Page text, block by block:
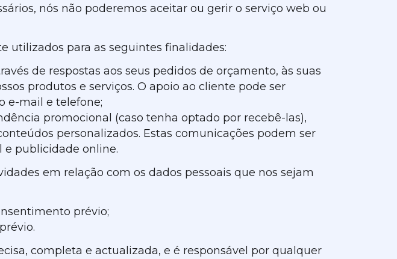
nós não poderemos aceitar ou gerir o serviço web ou
utilizados para as seguintes finalidades:
de respostas aos seus pedidos de orçamento, às suas
produtos e serviços. O apoio ao cliente pode ser
e-mail e telefone;
promocional (caso tenha optado por recebê-las),
personalizados. Estas comunicações podem ser
e publicidade online.
em relação com os dados pessoais que nos sejam
prévio;
completa e actualizada, e é responsável por qualquer